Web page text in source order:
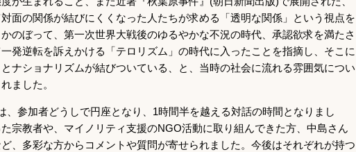
面の関係が結びにくくなった人たちが求める「透明な関係」という視点を
のぼって、第一次世界大戦後のゆるやかな不況の時代、承認欲求を満たさ
発逆転を訴えかける「テロリズム」の時代に入ったことを指摘し、そこに
ナショナリズムが結びついている、と、当時の社会に流れる雰囲気につい
ました。
、参加者どうしで円座となり、1時間半を越える対話の時間となりまし
宗教者や、マイノリティ支援のNGO活動に取り組んできた方、中島さん
、多彩な方からコメントや質問が寄せられました。今後はそれぞれが持つ